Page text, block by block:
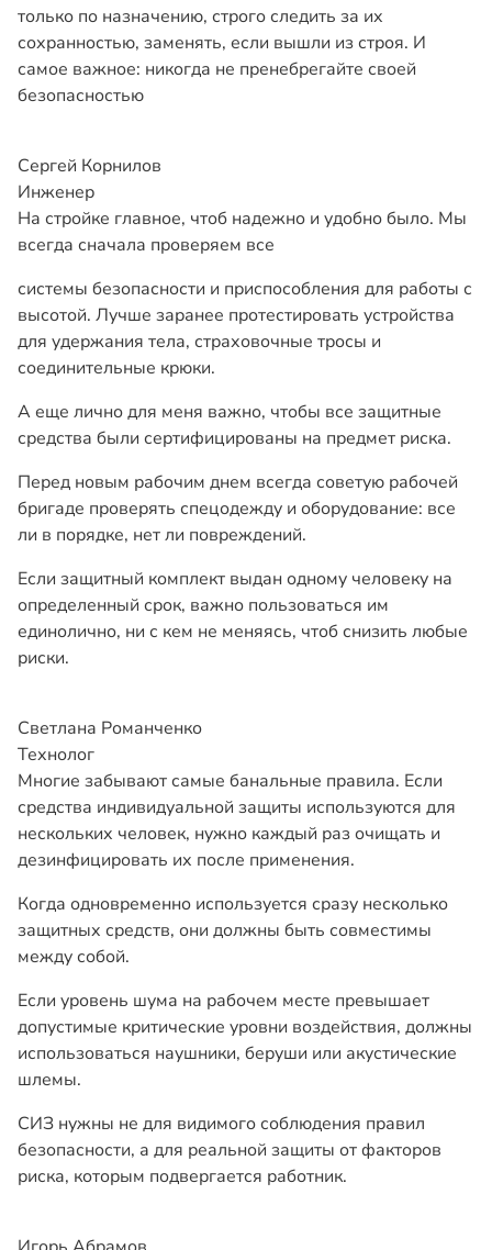
только по назначению, строго следить за их
сохранностью, заменять, если вышли из строя. И
самое важное: никогда не пренебрегайте своей
безопасностью
Сергей Корнилов
Инженер
На стройке главное, чтоб надежно и удобно было. Мы
всегда сначала проверяем все
системы безопасности и приспособления для работы с
высотой. Лучше заранее протестировать устройства
для удержания тела, страховочные тросы и
соединительные крюки.
А еще лично для меня важно, чтобы все защитные
средства были сертифицированы на предмет риска.
Перед новым рабочим днем всегда советую рабочей
бригаде проверять спецодежду и оборудование: все
ли в порядке, нет ли повреждений.
Если защитный комплект выдан одному человеку на
определенный срок, важно пользоваться им
единолично, ни с кем не меняясь, чтоб снизить любые
риски.
Светлана Романченко
Технолог
Многие забывают самые банальные правила. Если
средства индивидуальной защиты используются для
нескольких человек, нужно каждый раз очищать и
дезинфицировать их после применения.
Когда одновременно используется сразу несколько
защитных средств, они должны быть совместимы
между собой.
Если уровень шума на рабочем месте превышает
допустимые критические уровни воздействия, должны
использоваться наушники, беруши или акустические
шлемы.
СИЗ нужны не для видимого соблюдения правил
безопасности, а для реальной защиты от факторов
риска, которым подвергается работник.